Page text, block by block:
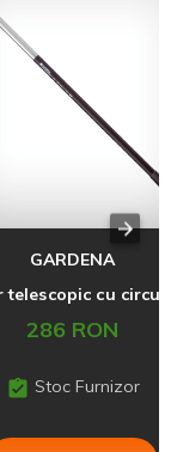
GARDENA
286 RON
Stoc Furnizor